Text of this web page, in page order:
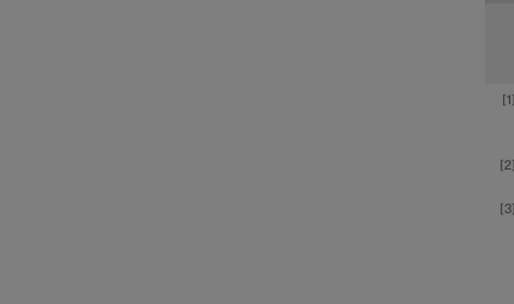
1
2
3